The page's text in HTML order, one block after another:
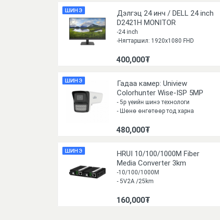
ШИНЭ
Дэлгэц 24 инч / DELL 24 inch
D2421H MONITOR
-24 inch
-Нягтаршил: 1920x1080 FHD
-
400,000₮
ШИНЭ
Гадаа камер: Uniview
Colorhunter Wise-ISP 5MP
4MM LED50M
- 5р үеийн шинэ технологи
- Шөнө өнгөтөөр тод харна
- Өөр дээрээ мик, болон
хамгаалалттай
480,000₮
ШИНЭ
HRUI 10/100/1000M Fiber
Media Converter 3km
-10/100/1000M
- 5V2A /25km
160,000₮